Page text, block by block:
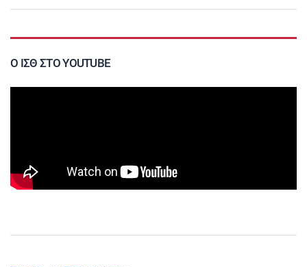
Ο ΙΣΘ ΣΤΟ YOUTUBE